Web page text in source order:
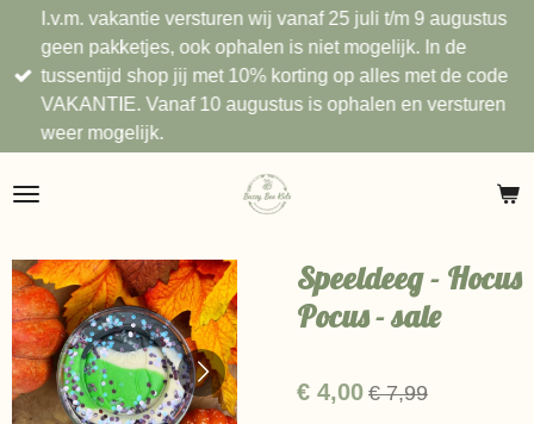
direct
naar
hoofdinhoud
I.v.m. vakantie versturen wij vanaf 25 juli t/m 9 augustus
geen pakketjes, ook ophalen is niet mogelijk. In de
tussentijd shop jij met 10% korting op alles met de code
VAKANTIE. Vanaf 10 augustus is ophalen en versturen
weer mogelijk.
Speeldeeg - Hocus
Pocus - sale
€ 4,00 € 7,99